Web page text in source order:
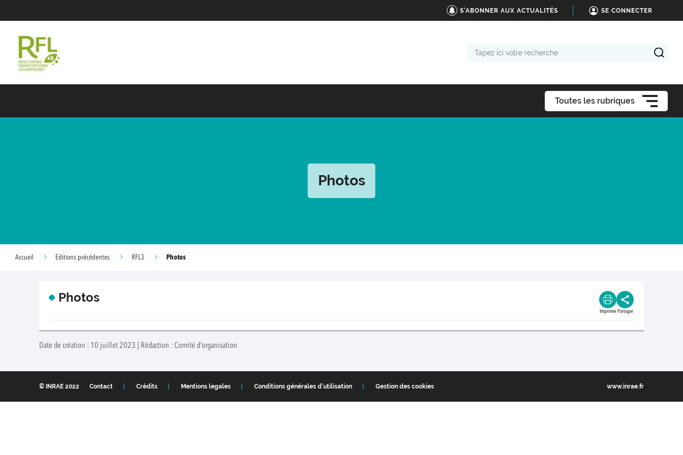
S'ABONNER AUX ACTUALITÉS SE CONNECTER
Toutes les rubriques
Photos
Accueil Editions précédentes RFL3 Photos
Photos
Imprimer Partager
Date de création : 10 juillet 2023 | Rédaction : Comité d'organisation
© INRAE 2022 Contact Crédits Mentions legales Conditions générales d'utilisation Gestion des cookies www.inrae.fr